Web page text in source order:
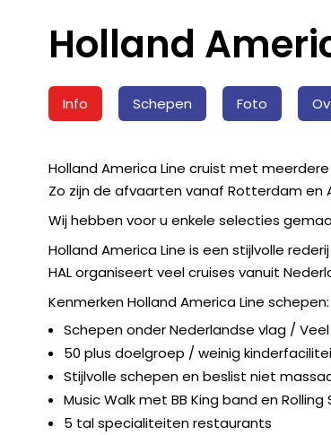
Holland
Info Schepen Foto
Holland America Line cruist met
Zo zijn de afvaarten vanaf Rotterdam en
Wij hebben voor u enkele selecties
Holland America Line is een stijlvolle
HAL organiseert veel cruises vanuit
Kenmerken Holland America Line schepen:
Schepen onder Nederlandse vlag /
50 plus doelgroep / weinig
Stijlvolle schepen en beslist niet
Music Walk met BB King band en
5 tal specialiteiten restaurants